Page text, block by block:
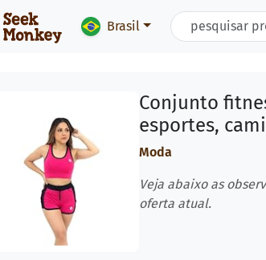
Brasil
Conjunto
esportes,
Moda
Veja abaixo as
oferta atual.